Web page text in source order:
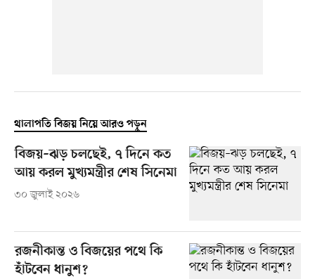
থালাপতি বিজয় নিয়ে আরও পড়ুন
বিজয়–ঝড় চলছেই, ৭ দিনে কত
আয় করল মুখ্যমন্ত্রীর শেষ সিনেমা
৩০ জুলাই ২০২৬
রজনীকান্ত ও বিজয়ের পথে কি
হাঁটবেন ধানুশ?